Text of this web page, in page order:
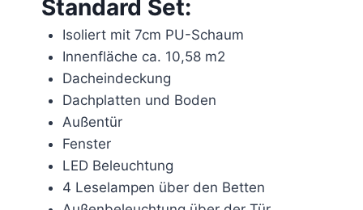
Standard Set:
Isoliert mit 7cm PU-Schaum
Innenfläche ca. 10,58 m2
Dacheindeckung
Dachplatten und Boden
Außentür
Fenster
LED Beleuchtung
4 Leselampen über den Betten